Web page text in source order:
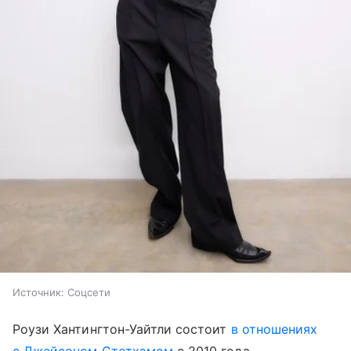
Источник: Соцсети
Роузи Хантингтон-Уайтли состоит в отношениях